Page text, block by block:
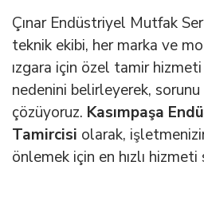
Çınar Endüstriyel Mutfak
teknik ekibi, her marka ve
ızgara için özel tamir hizmeti
nedenini belirleyerek, sorunu
çözüyoruz. Kasımpaşa
Tamircisi olarak,
önlemek için en hızlı hizmeti